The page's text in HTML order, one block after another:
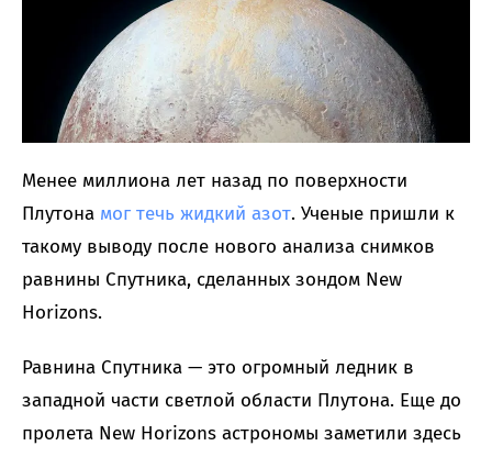
Менее миллиона лет назад по поверхности
Плутона мог течь жидкий азот. Ученые пришли к
такому выводу после нового анализа снимков
равнины Спутника, сделанных зондом New
Horizons.
Равнина Спутника — это огромный ледник в
западной части светлой области Плутона. Еще до
пролета New Horizons астрономы заметили здесь